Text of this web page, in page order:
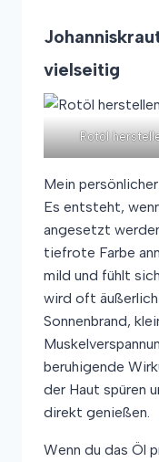
vielseitig
Rotöl
Mein
Es entsteht,
angesetzt
tiefrote Farbe
mild und fühlt
wird oft
Sonnenbrand,
beruhigende
der Haut spüren
direkt genießen.
Wenn du das Öl